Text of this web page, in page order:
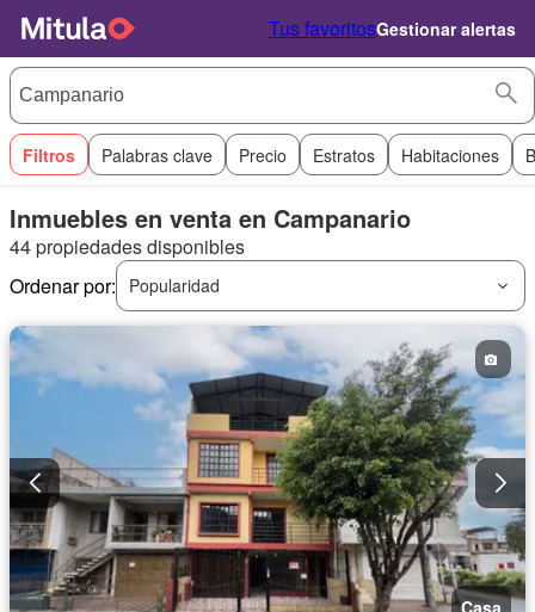
Tus favoritosGestionar alertas
Filtros Palabras clave Precio Estratos Habitaciones
Inmuebles en venta en Campanario
44 propiedades disponibles
Ordenar por:
Popularidad